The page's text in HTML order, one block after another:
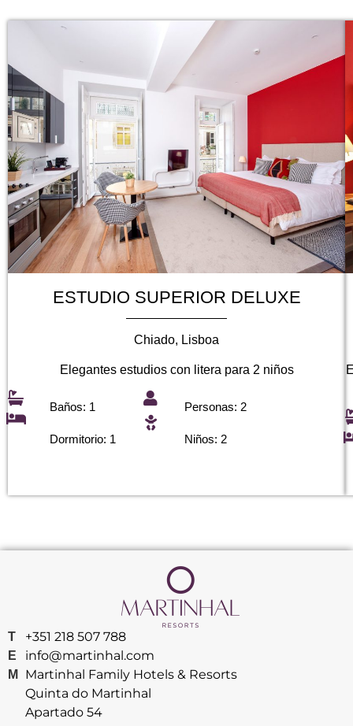
ESTUDIO SUPERIOR DELUXE
Chiado, Lisboa
Elegantes estudios con litera para 2 niños
Baños: 1
Dormitorio: 1
Personas: 2
Niños: 2
T
E
M
+351 218 507 788
info@martinhal.com
Martinhal Family Hotels & Resorts
Quinta do Martinhal
Apartado 54